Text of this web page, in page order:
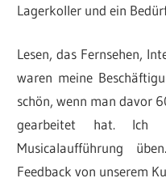
Lagerkoller und ein
Lesen, das Fernsehen,
waren meine
schön, wenn man davor
gearbeitet hat. Ich
Musicalaufführung
Feedback von unserem